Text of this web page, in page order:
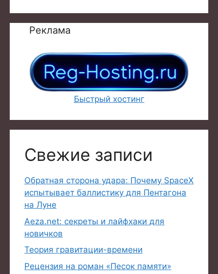
Реклама
Быстрый хостинг
Свежие записи
Обратная сторона удара: Почему SpaceX
испытывает баллистику для Пентагона
на Луне
Aeza.net: секреты и лайфхаки для
новичков
Теория гравитации-времени
Рецензия на роман «Песок памяти»